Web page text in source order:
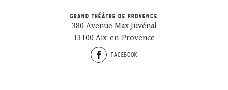
GRAND THÉÂTRE DE PROVENCE
380 Avenue Max Juvénal
13100 Aix-en-Provence
FACEBOOK